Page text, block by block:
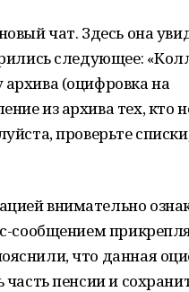
чат. Здесь она
следующее:
(оцифровка на
из архива тех, кто
проверьте
внимательно
сообщением
что данная
пенсии и